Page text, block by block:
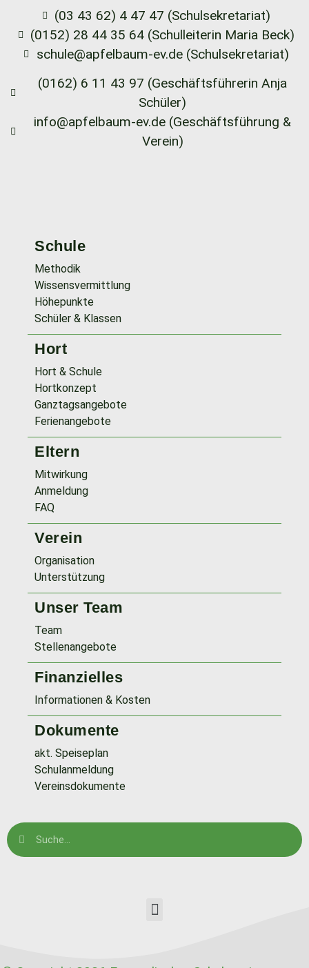
(03 43 62) 4 47 47 (Schulsekretariat)
(0152) 28 44 35 64 (Schulleiterin Maria Beck)
schule@apfelbaum-ev.de (Schulsekretariat)
(0162) 6 11 43 97 (Geschäftsführerin Anja
Schüler)
info@apfelbaum-ev.de (Geschäftsführung &
Verein)
Schule
Methodik
Wissensvermittlung
Höhepunkte
Schüler & Klassen
Hort
Hort & Schule
Hortkonzept
Ganztagsangebote
Ferienangebote
Eltern
Mitwirkung
Anmeldung
FAQ
Verein
Organisation
Unterstützung
Unser Team
Team
Stellenangebote
Finanzielles
Informationen & Kosten
Dokumente
akt. Speiseplan
Schulanmeldung
Vereinsdokumente